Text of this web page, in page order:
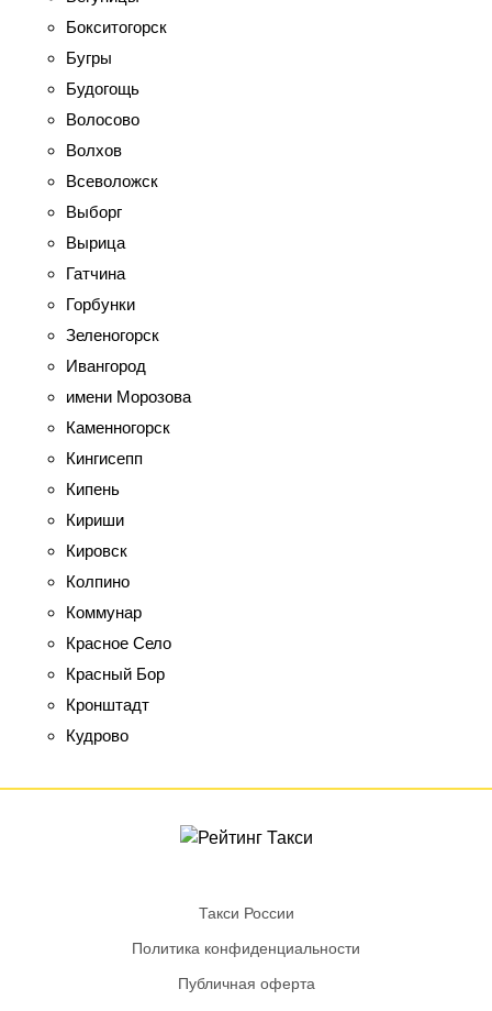
Бокситогорск
Бугры
Будогощь
Волосово
Волхов
Всеволожск
Выборг
Вырица
Гатчина
Горбунки
Зеленогорск
Ивангород
имени Морозова
Каменногорск
Кингисепп
Кипень
Кириши
Кировск
Колпино
Коммунар
Красное Село
Красный Бор
Кронштадт
Кудрово
Такси России
Политика конфиденциальности
Публичная оферта